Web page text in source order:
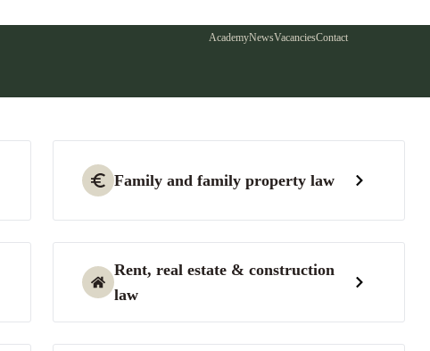
AcademyNewsVacanciesContact
Family and family property law
Rent, real estate & construction
law